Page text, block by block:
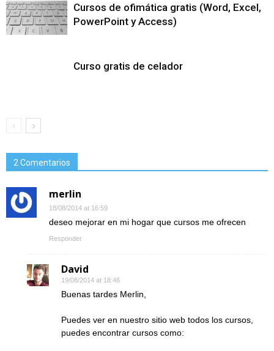
Cursos de ofimática gratis (Word, Excel,
PowerPoint y Access)
Curso gratis de celador
2 Comentarios
merlin
18/08/2014 at 16:59
deseo mejorar en mi hogar que cursos me ofrecen
Responder
David
19/08/2014 at 18:46
Buenas tardes Merlin,
Puedes ver en nuestro sitio web todos los cursos,
puedes encontrar cursos como: